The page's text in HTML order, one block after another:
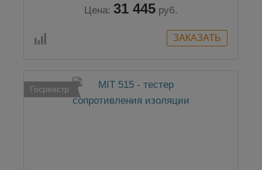
Цена: 31 445 руб.
Госреестр